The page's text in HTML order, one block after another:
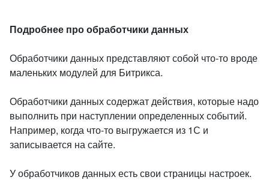
Подробнее про обработчики данных
Обработчики данных представляют собой что-то вроде
маленьких модулей для Битрикса.
Обработчики данных содержат действия, которые надо
выполнить при наступлении определенных событий.
Например, когда что-то выгружается из 1С и
записывается на сайте.
У обработчиков данных есть свои страницы настроек.